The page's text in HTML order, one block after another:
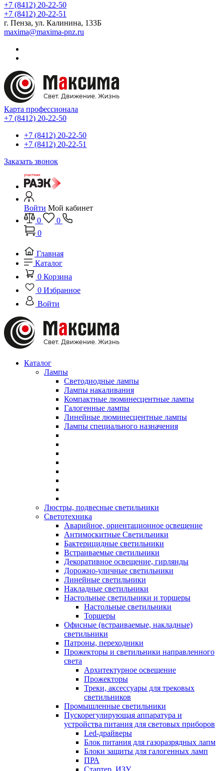
+7 (8412) 20-22-50
+7 (8412) 20-22-51
г. Пенза, ул. Калинина, 133Б
maxima@maxima-pnz.ru
Карта профессионала
+7 (8412) 20-22-50
+7 (8412) 20-22-50
+7 (8412) 20-22-51
Заказать звонок
Войти Мой кабинет
0
0
0
Главная
Каталог
0 Корзина
0 Избранное
Войти
Каталог
Лампы
Светодиодные лампы
Лампы накаливания
Компактные люминесцентные лампы
Галогенные лампы
Линейные люминесцентные лампы
Лампы специального назначения
Люстры, подвесные светильники
Светотехника
Аварийное, ориентационное освещение
Антимоскитные Светильники
Бактерицидные светильники
Встраиваемые светильники
Декоративное освещение, гирлянды
Дорожно-уличные светильники
Линейные светильники
Накладные светильники
Настольные светильники и торшеры
Настольные светильники
Торшеры
Офисные (встраиваемые, накладные)
светильники
Патроны, переходники
Прожекторы и светильники направленного
света
Архитектурное освещение
Прожекторы
Треки, аксессуары для трековых
светильников
Промышленные светильники
Пускорегулирующая аппаратура и
устройства питания для световых приборов
Led-драйверы
Блок питания для газоразрядных лапм
Блоки защиты для галогенных ламп
ПРА
Стартер, ИЗУ